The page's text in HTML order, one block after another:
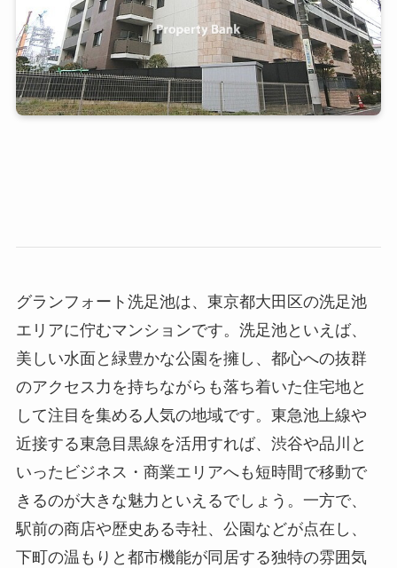
グランフォート洗足池は、東京都大田区の洗足池
エリアに佇むマンションです。洗足池といえば、
美しい水面と緑豊かな公園を擁し、都心への抜群
のアクセス力を持ちながらも落ち着いた住宅地と
して注目を集める人気の地域です。東急池上線や
近接する東急目黒線を活用すれば、渋谷や品川と
いったビジネス・商業エリアへも短時間で移動で
きるのが大きな魅力といえるでしょう。一方で、
駅前の商店や歴史ある寺社、公園などが点在し、
下町の温もりと都市機能が同居する独特の雰囲気